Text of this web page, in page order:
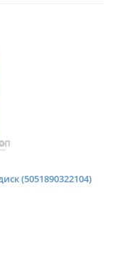
(5051890322104)